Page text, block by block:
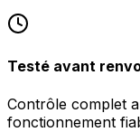
Testé avant
Contrôle complet
fonctionnement